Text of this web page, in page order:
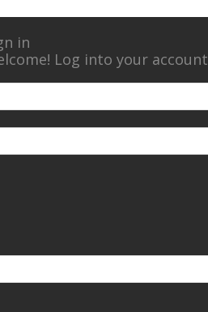
in
Log into your account